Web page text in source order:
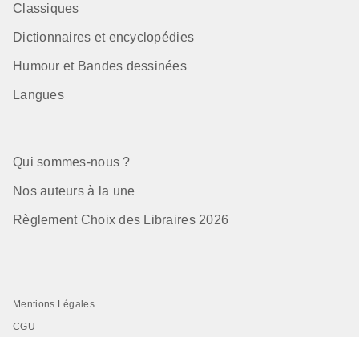
Classiques
Dictionnaires et encyclopédies
Humour et Bandes dessinées
Langues
Qui sommes-nous ?
Nos auteurs à la une
Règlement Choix des Libraires 2026
Mentions Légales
CGU